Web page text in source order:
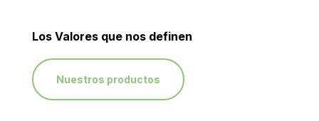
Los Valores que nos definen
Nuestros productos